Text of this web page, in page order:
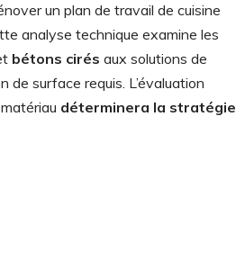
un plan de travail de cuisine
analyse technique examine les
bétons cirés aux solutions de
surface requis. L’évaluation
déterminera la stratégie